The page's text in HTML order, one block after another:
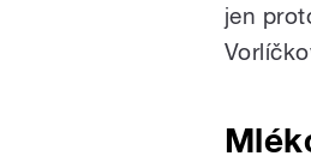
jen